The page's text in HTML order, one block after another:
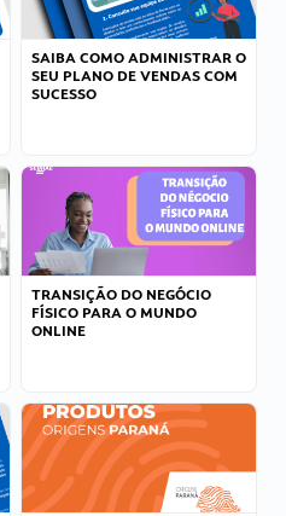
SAIBA COMO ADMINISTRAR O
SEU PLANO DE VENDAS COM
SUCESSO
TRANSIÇÃO DO NEGÓCIO
FÍSICO PARA O MUNDO
ONLINE